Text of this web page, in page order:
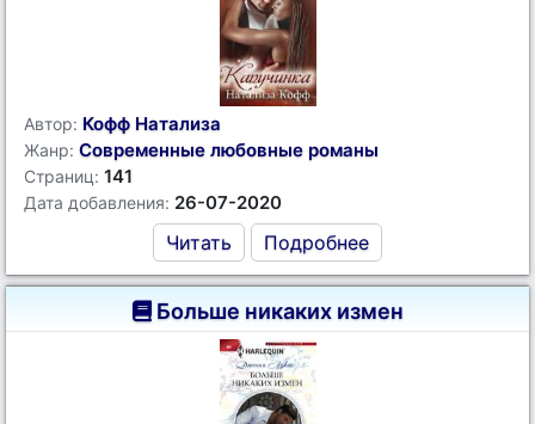
Автор: Кофф Натализа
Жанр: Современные любовные романы
Страниц: 141
Дата добавления: 26-07-2020
Читать Подробнее
Больше никаких измен